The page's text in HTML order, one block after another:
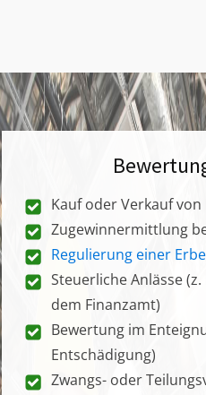
Kauf oder Verkauf
Zugewinnermittlung
Regulierung einer
Steuerliche Anlässe
dem Finanzamt)
Bewertung im
Entschädigung)
Zwangs- oder